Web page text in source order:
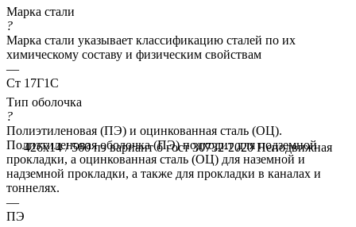
426x14 / 560 пэ вариант б гост 30732-2020 Неподвижная
Марка стали
?
Марка стали указывает классификацию сталей по их
химическому составу и физическим свойствам
—
Ст 17Г1С
Тип оболочка
?
Полиэтиленовая (ПЭ) и оцинкованная сталь (ОЦ).
Полиэтиленовая оболочка (ПЭ) подходит для подземной
прокладки, а оцинкованная сталь (ОЦ) для наземной и
надземной прокладки, а также для прокладки в каналах и
тоннелях.
—
ПЭ